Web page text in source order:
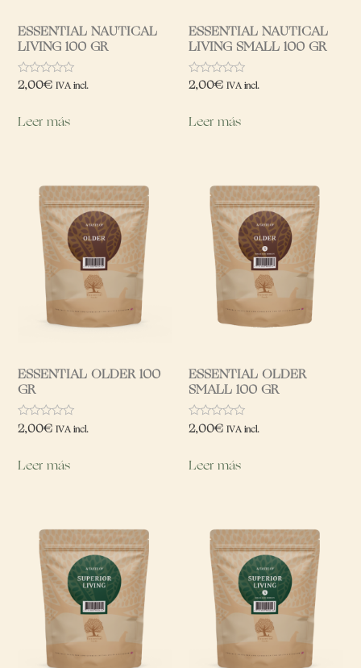
ESSENTIAL NAUTICAL
LIVING 100 GR
Valorado
con
5
2,00€ IVA incl.
Leer más
ESSENTIAL NAUTICAL
LIVING SMALL 100 GR
Valorado
con
5
2,00€ IVA incl.
Leer más
ESSENTIAL OLDER 100
GR
Valorado
con
5
2,00€ IVA incl.
Leer más
ESSENTIAL OLDER
SMALL 100 GR
Valorado
con
5
2,00€ IVA incl.
Leer más